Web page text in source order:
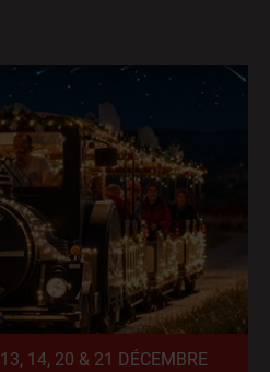
13, 14, 20 & 21 DÉCEMBRE